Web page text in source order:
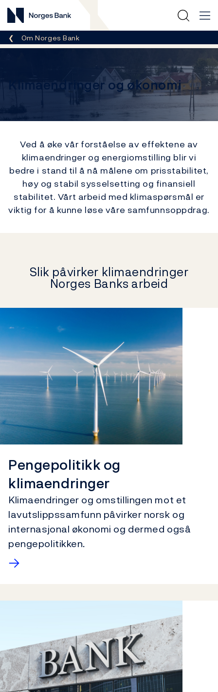
Norges Bank
Her er du nå:
Om Norges Bank
Klimaendringer og økonomi
Ved å øke vår forståelse av effektene av
klimaendringer og energiomstilling blir vi
bedre i stand til å nå målene om prisstabilitet,
høy og stabil sysselsetting og finansiell
stabilitet. Vårt arbeid med klimaspørsmål er
viktig for å kunne løse våre samfunnsoppdrag.
Slik påvirker klimaendringer
Norges Banks arbeid
Pengepolitikk og
klimaendringer
Klimaendringer og omstillingen mot et
lavutslippssamfunn påvirker norsk og
internasjonal økonomi og dermed også
pengepolitikken.
→